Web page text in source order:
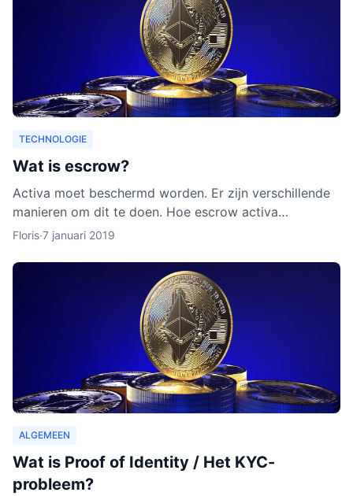
TECHNOLOGIE
Wat is escrow?
Activa moet beschermd worden. Er zijn verschillende
manieren om dit te doen. Hoe escrow activa
beschermt, leggen we uit in dit artikel. Ook leggen we
Floris·7 januari 2019
ALGEMEEN
Wat is Proof of Identity / Het KYC-
probleem?